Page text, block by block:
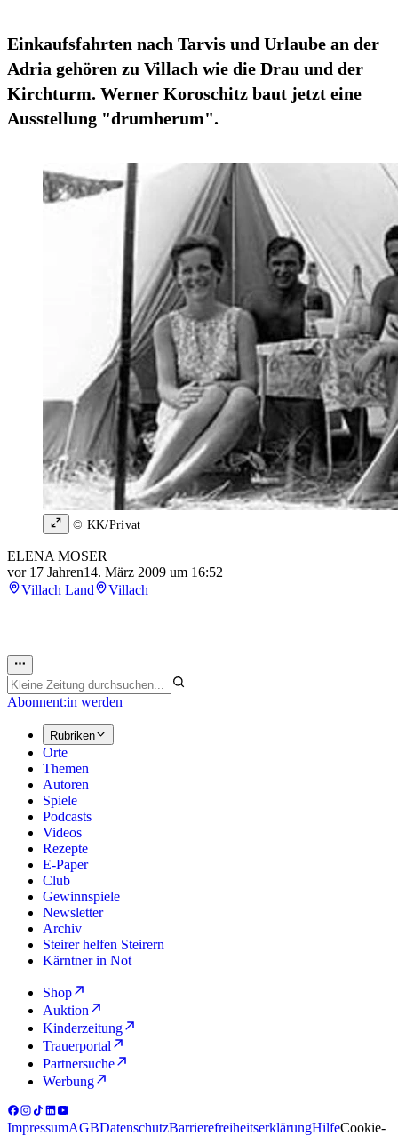
Einkaufsfahrten nach Tarvis und Urlaube an der
Adria gehören zu Villach wie die Drau und der
Kirchturm. Werner Koroschitz baut jetzt eine
Ausstellung "drumherum".
© KK/Privat
ELENA MOSER
vor 17 Jahren14. März 2009 um 16:52
Villach Land
Villach
Abonnent:in werden
Rubriken
Orte
Themen
Autoren
Spiele
Podcasts
Videos
Rezepte
E-Paper
Club
Gewinnspiele
Newsletter
Archiv
Steirer helfen Steirern
Kärntner in Not
Shop
Auktion
Kinderzeitung
Trauerportal
Partnersuche
Werbung
ImpressumAGBDatenschutzBarrierefreiheitserklärungHilfeCookie-